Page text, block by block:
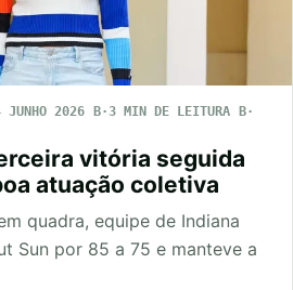
JUNHO 2026
3 MIN DE LEITURA
vitória seguida
atuação coletiva
quadra, equipe de Indiana
Sun por 85 a 75 e manteve a